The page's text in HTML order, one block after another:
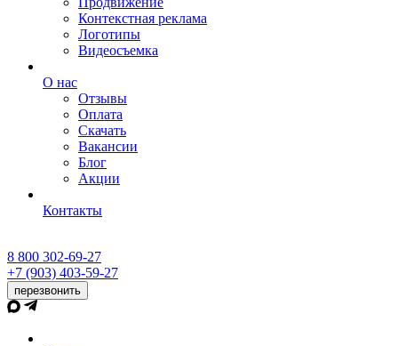
Контекстная реклама
Логотипы
Видеосъемка
О нас
Отзывы
Оплата
Скачать
Вакансии
Блог
Акции
Контакты
8 800 302-69-27
+7 (903) 403-59-27
перезвонить